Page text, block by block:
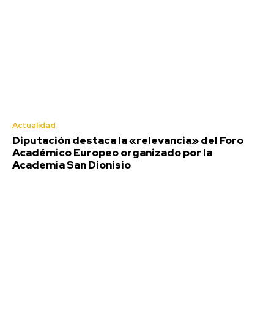
Actualidad
Diputación destaca la «relevancia» del Foro
Académico Europeo organizado por la
Academia San Dionisio